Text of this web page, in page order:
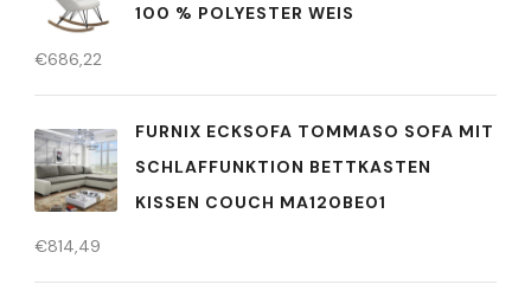
100 % POLYESTER WEIS
€686,22
FURNIX ECKSOFA TOMMASO SOFA MIT
SCHLAFFUNKTION BETTKASTEN
KISSEN COUCH MA120BE01
€814,49